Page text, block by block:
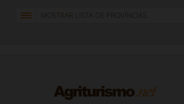
MOSTRAR LISTA DE PROVÍNCIAS